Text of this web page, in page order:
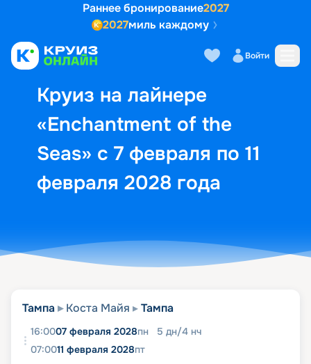
Раннее бронирование2027
2027миль каждому
Войти
Круиз на лайнере
«Enchantment of the
Seas» с 7 февраля по 11
февраля 2028 года
Выбор кают Маршрут и
Тампа Коста Майя Тампа
16:0007 февраля 2028пн 5 дн/4 нч
07:0011 февраля 2028пт